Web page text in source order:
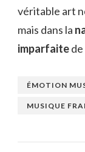
véritable art
mais dans la
imparfaite
ÉMOTION
MUSIQUE